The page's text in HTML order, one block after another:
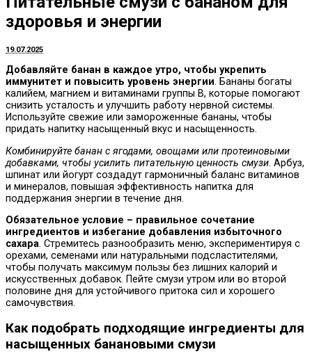
здоровья и энергии
19.07.2025
Добавляйте банан в каждое утро, чтобы укрепить
иммунитет и повысить уровень энергии. Бананы богаты
калийем, магнием и витаминами группы B, которые помогают
снизить усталость и улучшить работу нервной системы.
Используйте свежие или замороженные бананы, чтобы
придать напитку насыщенный вкус и насыщенность.
Комбинируйте банан с ягодами, овощами или протеиновыми
добавками, чтобы усилить питательную ценность смузи. Арбуз,
шпинат или йогурт создадут гармоничный баланс витаминов
и минералов, повышая эффективность напитка для
поддержания энергии в течение дня.
Обязательное условие – правильное сочетание
ингредиентов и избегание добавления избыточного
сахара. Стремитесь разнообразить меню, экспериментируя с
орехами, семенами или натуральными подсластителями,
чтобы получать максимум пользы без лишних калорий и
искусственных добавок. Пейте смузи утром или во второй
половине дня для устойчивого притока сил и хорошего
самочувствия.
Как подобрать подходящие ингредиенты для
насыщенных банановыми смузи